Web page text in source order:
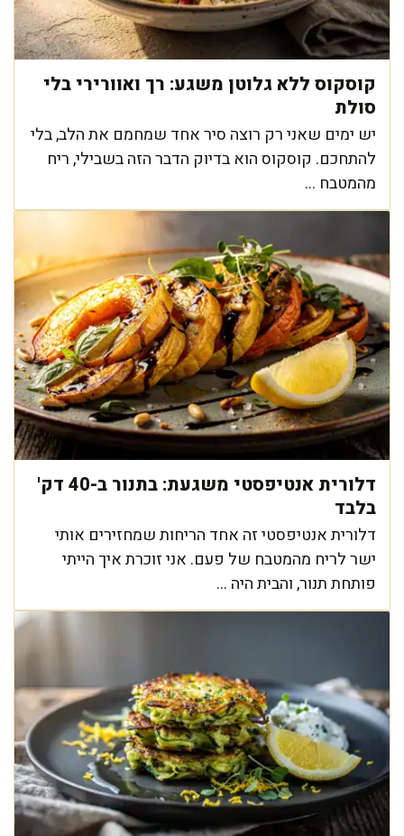
קוסקוס ללא גלוטן משגע: רך ואוורירי בלי
סולת
יש ימים שאני רק רוצה סיר אחד שמחמם את הלב, בלי
להתחכם. קוסקוס הוא בדיוק הדבר הזה בשבילי, ריח
מהמטבח ...
דלורית אנטיפסטי משגעת: בתנור ב-40 דק'
בלבד
דלורית אנטיפסטי זה אחד הריחות שמחזירים אותי
ישר לריח מהמטבח של פעם. אני זוכרת איך הייתי
פותחת תנור, והבית היה ...